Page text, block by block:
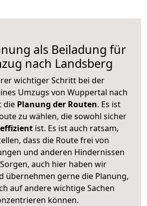
als Beiladung für
nach Landsberg
wichtiger Schritt bei der
Umzugs von Wuppertal nach
die Planung der Routen. Es ist
zu wählen, die sowohl sicher
ist. Es ist auch ratsam,
dass die Route frei von
und anderen Hindernissen
auch hier haben wir
übernehmen gerne die Planung,
auf andere wichtige Sachen
können.